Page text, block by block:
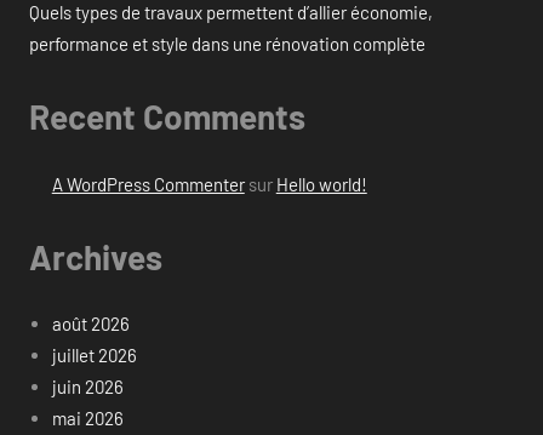
Quels types de travaux permettent d’allier économie,
performance et style dans une rénovation complète
Recent Comments
A WordPress Commentersur Hello world!
Archives
août 2026
juillet 2026
juin 2026
mai 2026